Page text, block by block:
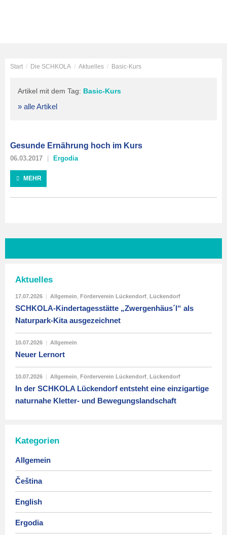
Start / Die SCHKOLA / Aktuelles / Basic-Kurs
Artikel mit dem Tag: Basic-Kurs
» alle Artikel
Gesunde Ernährung hoch im Kurs
06.03.2017 Ergodia
MEHR
Aktuelles
17.07.2026 | Allgemein Förderverein Lückendorf Lückendorf
SCHKOLA-Kindertagesstätte „Zwergenhäus´l“ als
Naturpark-Kita ausgezeichnet
10.07.2026 | Allgemein
Neuer Lernort
10.07.2026 | Allgemein Förderverein Lückendorf Lückendorf
In der SCHKOLA Lückendorf entsteht eine einzigartige
naturnahe Kletter- und Bewegungslandschaft
Kategorien
Allgemein
Čeština
English
Ergodia